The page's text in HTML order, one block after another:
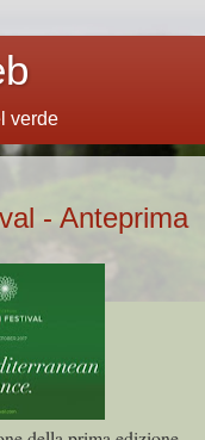
verde
- Anteprima